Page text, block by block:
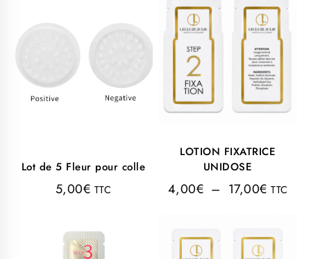
Lot de 5 Fleur pour colle
5,00€ TTC
LOTION FIXATRICE
UNIDOSE
4,00€ – 17,00€ TTC